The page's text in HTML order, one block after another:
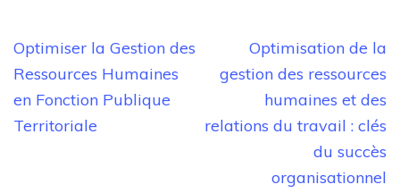
Navigation
de
l’article
Optimiser la Gestion des
Ressources Humaines
en Fonction Publique
Territoriale
Optimisation de la
gestion des ressources
humaines et des
relations du travail : clés
du succès
organisationnel